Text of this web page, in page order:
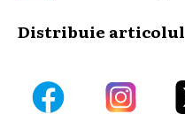
Distribuie articolul